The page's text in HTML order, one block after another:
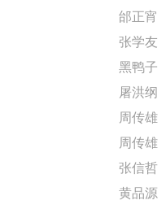
邰正宵
张学友
黑鸭子
屠洪纲
周传雄
周传雄
张信哲
黄品源